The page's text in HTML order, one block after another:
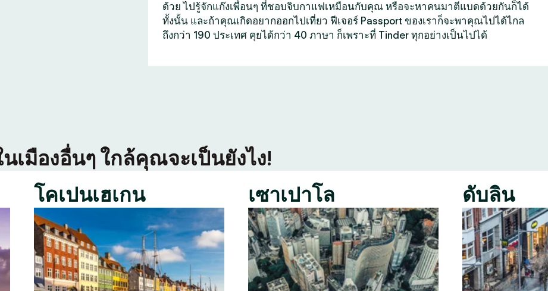
ด้วย ไปรู้จักแก๊งเพื่อนๆ ที่ชอบจิบกาแฟเหมือนกับคุณ หรือจะหาคนมาตีแบดด้วยกันก็ได้
ทั้งนั้น และถ้าคุณเกิดอยากออกไปเที่ยว ฟีเจอร์ Passport ของเราก็จะพาคุณไปได้ไกล
ถึงกว่า 190 ประเทศ คุยได้กว่า 40 ภาษา ก็เพราะที่ Tinder ทุกอย่างเป็นไปได้
เมืองอื่นๆ ใกล้คุณจะเป็นยังไง!
โคเปนเฮเกน เซาเปาโล ดับลิน